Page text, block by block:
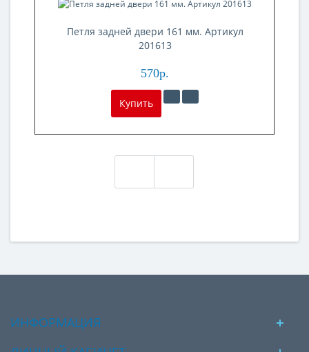
Петля задней двери 161 мм. Артикул
201613
570р.
Купить
ИНФОРМАЦИЯ